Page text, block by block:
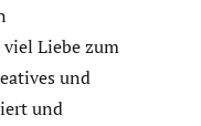
Liebe zum
und
und